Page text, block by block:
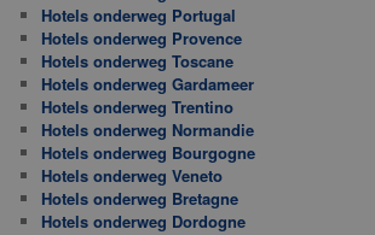
Hotels onderweg Portugal
Hotels onderweg Provence
Hotels onderweg Toscane
Hotels onderweg Gardameer
Hotels onderweg Trentino
Hotels onderweg Normandie
Hotels onderweg Bourgogne
Hotels onderweg Veneto
Hotels onderweg Bretagne
Hotels onderweg Dordogne